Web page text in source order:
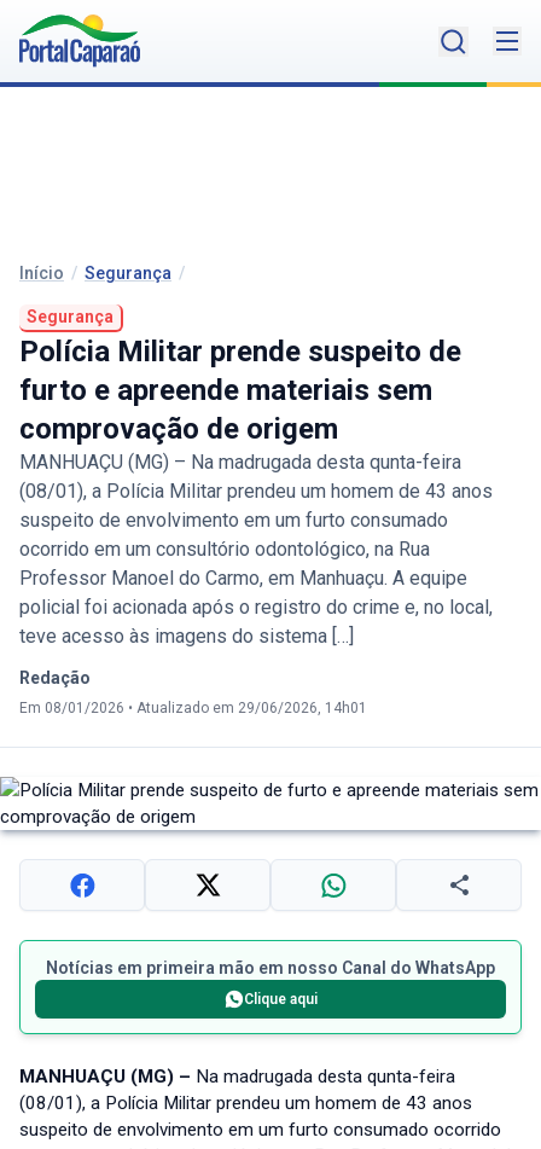
Início / Segurança /
Segurança
Polícia Militar prende suspeito de
furto e apreende materiais sem
comprovação de origem
MANHUAÇU (MG) – Na madrugada desta qunta-feira
(08/01), a Polícia Militar prendeu um homem de 43 anos
suspeito de envolvimento em um furto consumado
ocorrido em um consultório odontológico, na Rua
Professor Manoel do Carmo, em Manhuaçu. A equipe
policial foi acionada após o registro do crime e, no local,
teve acesso às imagens do sistema […]
Redação
Em 08/01/2026 • Atualizado em 29/06/2026, 14h01
Notícias em primeira mão em nosso Canal do WhatsApp
Clique aqui
MANHUAÇU (MG) – Na madrugada desta qunta-feira
(08/01), a Polícia Militar prendeu um homem de 43 anos
suspeito de envolvimento em um furto consumado ocorrido